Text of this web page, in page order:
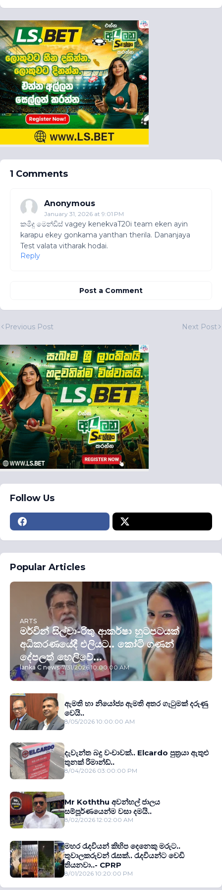
1 Comments
Anonymous
January 31, 2026 at 9:01 PM
කමිදු මෙන්ඩිස් vagey kenekvaT20i team eken ayin
karapu ekey gonkama yanthan therila. Dananjaya
Test valata vitharak hodai.
Reply
Post a Comment
Previous Post Next Post
Follow Us
Popular Articles
ARTS
මර්වින් සිල්වා-රිතු ආකර්ෂා හුටපටයක්
අධිකරණයේදී එලියට.. කෝටි ගණන්
දේපලත් හෙලිවේ...
lanka C news-7/31/2026 10:00:00 AM
ඇමති හා නියෝජ්‍ය ඇමති අතර ගැටුමක් දරුණු
වෙයි..
8/05/2026 10:00:00 AM
දැවැන්ත බදු වංචාවක්.. Elcardo පුත‍්‍රයා ඇතුළු
තුනක් රිමාන්ඩ්..
8/04/2026 03:00:00 PM
Mr Koththu අවන්හල් ජාලය
සම්පූර්ණයෙන්ම වසා දමයි..
8/02/2026 12:02:00 AM
මහර රැදවියන් කිහිප දෙනෙකු මරුට..
තුවාලකරුවන් රැසක්.. රැදවියන්ට වෙඩි
තියනවා..- CPRP
8/01/2026 10:20:00 PM